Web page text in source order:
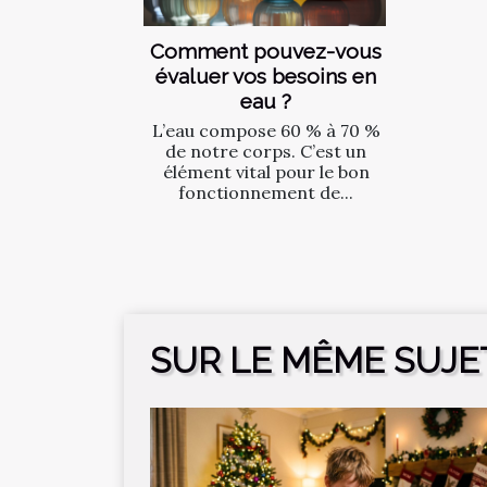
Comment pouvez-vous
évaluer vos besoins en
eau ?
L’eau compose 60 % à 70 %
de notre corps. C’est un
élément vital pour le bon
fonctionnement de...
SUR LE MÊME